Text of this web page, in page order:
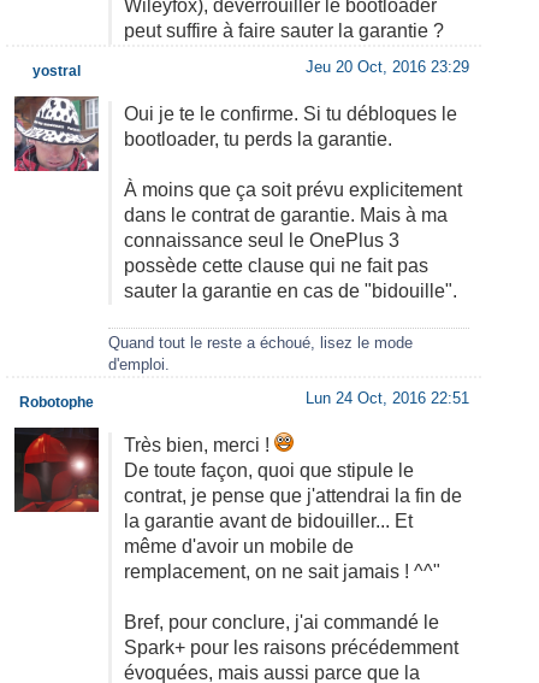
Wileyfox), déverrouiller le bootloader
peut suffire à faire sauter la garantie ?
Jeu 20 Oct, 2016 23:29
Oui je te le confirme. Si tu débloques le
bootloader, tu perds la garantie.
À moins que ça soit prévu explicitement
dans le contrat de garantie. Mais à ma
connaissance seul le OnePlus 3
possède cette clause qui ne fait pas
sauter la garantie en cas de "bidouille".
Quand tout le reste a échoué, lisez le mode
d'emploi.
yostral
Lun 24 Oct, 2016 22:51
Très bien, merci !
De toute façon, quoi que stipule le
contrat, je pense que j'attendrai la fin de
la garantie avant de bidouiller... Et
même d'avoir un mobile de
remplacement, on ne sait jamais ! ^^"
Bref, pour conclure, j'ai commandé le
Spark+ pour les raisons précédemment
évoquées, mais aussi parce que la
Robotophe